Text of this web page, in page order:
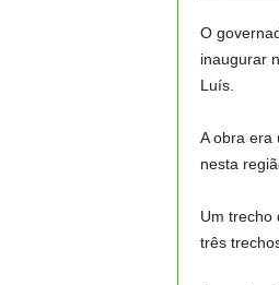
O
inaugurar
Luís.
A obra era
nesta
Um trecho
três